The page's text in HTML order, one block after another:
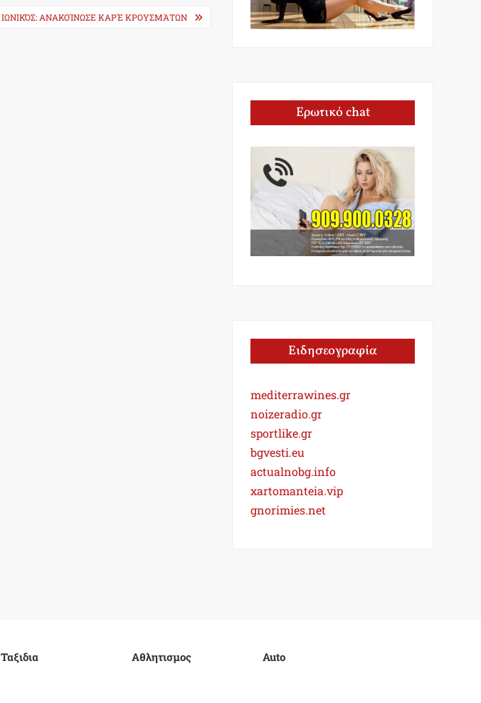
ΙΩΝΙΚΌΣ: ΑΝΑΚΟΊΝΩΣΕ ΚΑΡΈ ΚΡΟΥΣΜΆΤΩΝ
Ερωτικό chat
Ειδησεογραφία
mediterrawines.gr
noizeradio.gr
sportlike.gr
bgvesti.eu
actualnobg.info
xartomanteia.vip
gnorimies.net
Ταξιδια Αθλητισμος
Auto